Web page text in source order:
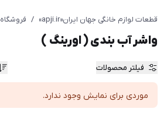
قطعات لوازم خانگی جهان ایران«apji.ir» / فروشگاه APJI
واشر آب بندی ( اورینگ )
فیلتر محصولات
موردی برای نمایش وجود ندارد.